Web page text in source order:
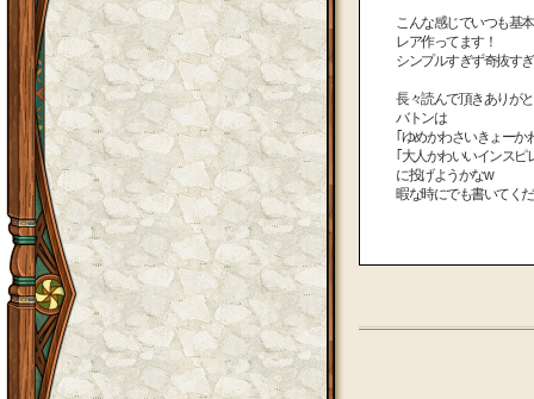
こんな感じでいつも基
レア作ってます！
シンプルすぎず奇抜す
長々読んで頂きありが
バトンは
｢ゆめかわさいきょーか
｢大人かわいいインスピ
に投げようかなw
暇な時にでも書いてく